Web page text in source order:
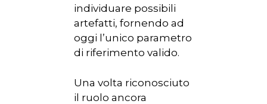
individuare possibili
artefatti, fornendo ad
oggi l’unico parametro
di riferimento valido.
Una volta riconosciuto
il ruolo ancora